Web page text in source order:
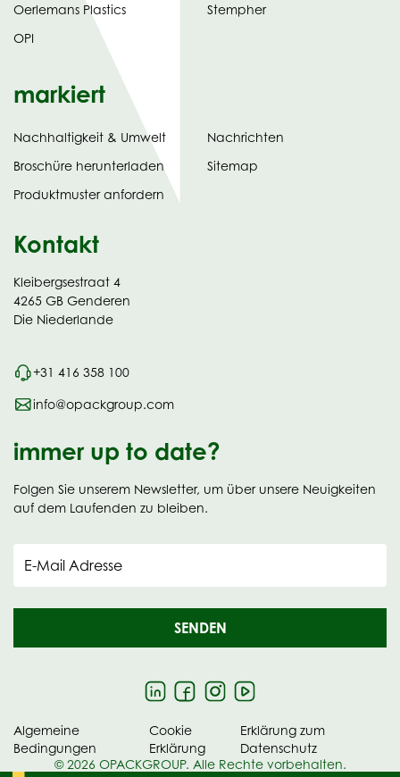
Oerlemans Plastics
OPI
Stempher
markiert
Nachhaltigkeit & Umwelt
Broschüre herunterladen
in
new
Produktmuster anfordern
Nachrichten
Sitemap
Kontakt
Kleibergsestraat 4
4265 GB Genderen
Die Niederlande
+31 416 358 100
info@opackgroup.com
immer up to date?
Folgen Sie unserem Newsletter, um über unsere Neuigkeiten
auf dem Laufenden zu bleiben.
E-Mail Adresse
SENDEN
© 2026 OPACKGROUP. Alle Rechte vorbehalten.
Algemeine
Bedingungen
Cookie
Erklärung
Erklärung zum
Datenschutz